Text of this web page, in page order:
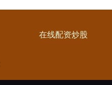
在线配资炒股